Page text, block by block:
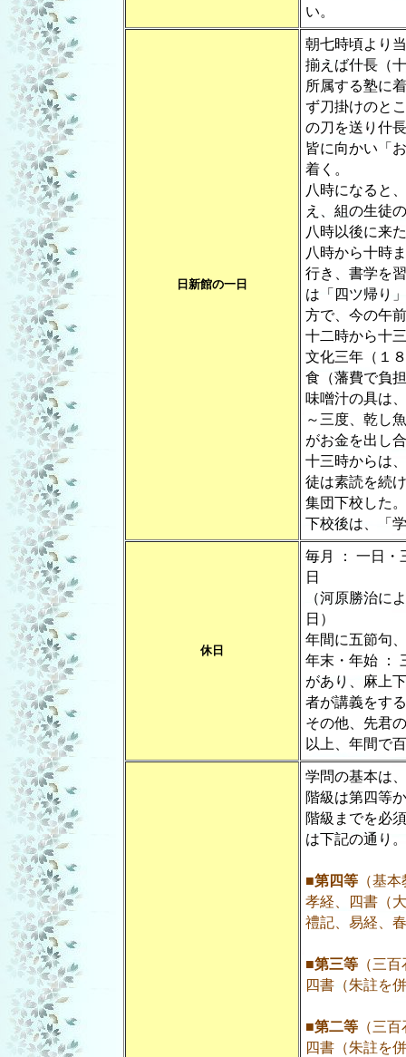
い。
日新館の一日
朝七時頃より
揃えば什長（
所属する塾に
ず刀掛けのと
の刀を送り什
皆に向かい「
着く。
八時になると
え、組の生徒
八時以後に来
八時から十時
行き、書学を
は「四ツ帰り
方で、今の午
十二時から十
文化三年（１
食（藩費で負
味噌汁の具は
～三度、乾し
がお金を出し
十三時からは
徒は素読を続
集団下校した。
下校後は、「
休日
毎月 ： 一日・
日
（河原勝治に
日）
年間に五節句
年末・年始 ：
があり、麻上
者が講義をす
その他、先君
以上、年間で
学問の基本は
階級は第四等
階級までを必
は下記の通り。
■第四等（基本
孝経、四書（
禮記、易経、
■第三等（三百
四書（朱註を
■第二等（三百
四書（朱註を